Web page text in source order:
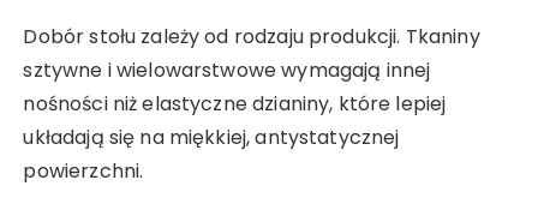
Dobór stołu zależy od rodzaju produkcji. Tkaniny
sztywne i wielowarstwowe wymagają innej
nośności niż elastyczne dzianiny, które lepiej
układają się na miękkiej, antystatycznej
powierzchni.